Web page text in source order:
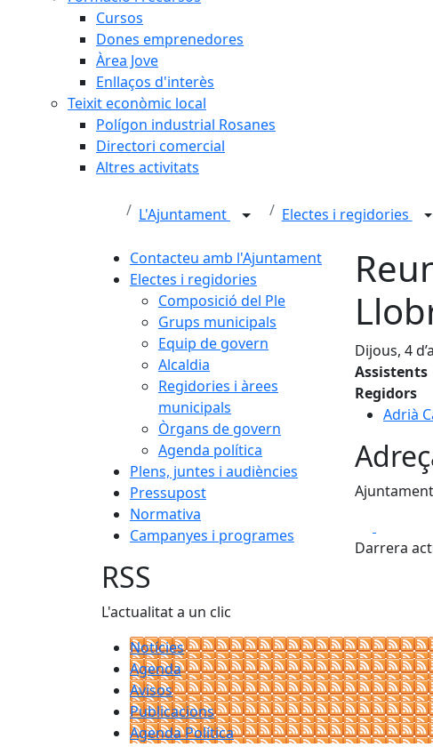
Cursos
Dones emprenedores
Àrea Jove
Enllaços d'interès
Teixit econòmic local
Polígon industrial Rosanes
Directori comercial
Altres activitats
L'Ajuntament Electes i regidories
Contacteu amb l'Ajuntament
Electes i regidories
Composició del Ple
Grups municipals
Equip de govern
Alcaldia
Regidories i àrees
municipals
Òrgans de govern
Agenda política
Plens, juntes i audiències
Pressupost
Normativa
Campanyes i programes
Dijous, 4
Assistents
Regidors
Adrià
Darrera
RSS
L'actualitat a un clic
Notícies
Agenda
Avisos
Publicacions
Agenda Política